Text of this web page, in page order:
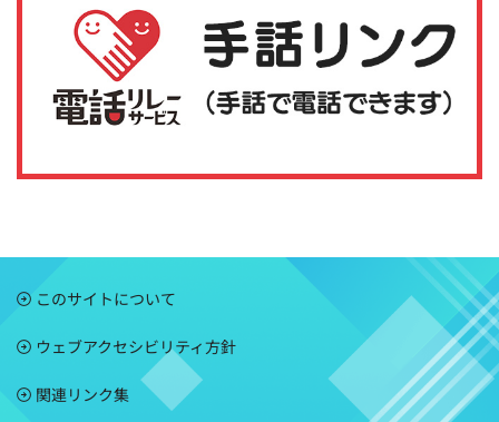
このサイトについて
ウェブアクセシビリティ方針
関連リンク集